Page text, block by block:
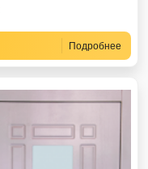
Подробнее